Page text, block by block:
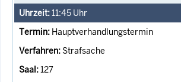
11:45 Uhr
Hauptverhandlungstermin
Strafsache
127